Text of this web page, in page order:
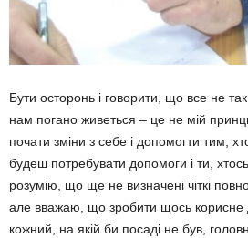
Бути осторонь і говорити, що все не
нам погано живеться – це не мій
почати зміни з себе і допомогти тим,
будеш потребувати допомоги і ти,
розумію, що ще не визна­чені чіткі
але вважаю, що зробити щось
кожний, на якій би посаді не був,